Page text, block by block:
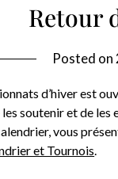
Retour
Posted on
d’hiver est
soutenir et de les
vous
et Tournois